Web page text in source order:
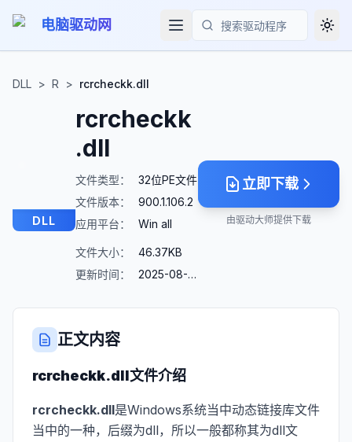
电脑驱动网
搜索
DLL > R > rcrcheckk.dll
DLL
rcrcheckk
.dll
文件类型：
32位PE文件
文件版本：
900.1.106.2
应用平台：
Win all
文件大小：
46.37KB
更新时间：
2025-08-23
立即下载
由驱动大师提供下载
正文内容
rcrcheckk.dll文件介绍
rcrcheckk.dll是Windows系统当中动态链接库文件
当中的一种，后缀为dll，所以一般都称其为dll文